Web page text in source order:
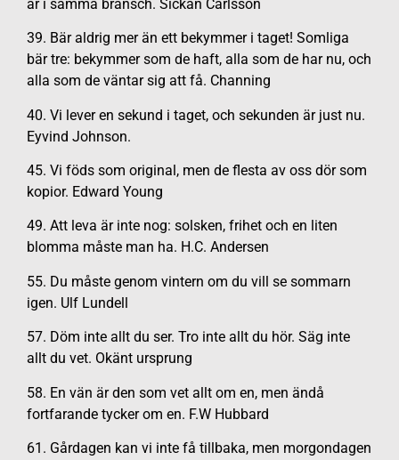
är i samma bransch. Sickan Carlsson
39. Bär aldrig mer än ett bekymmer i taget! Somliga
bär tre: bekymmer som de haft, alla som de har nu, och
alla som de väntar sig att få. Channing
40. Vi lever en sekund i taget, och sekunden är just nu.
Eyvind Johnson.
45. Vi föds som original, men de flesta av oss dör som
kopior. Edward Young
49. Att leva är inte nog: solsken, frihet och en liten
blomma måste man ha. H.C. Andersen
55. Du måste genom vintern om du vill se sommarn
igen. Ulf Lundell
57. Döm inte allt du ser. Tro inte allt du hör. Säg inte
allt du vet. Okänt ursprung
58. En vän är den som vet allt om en, men ändå
fortfarande tycker om en. F.W Hubbard
61. Gårdagen kan vi inte få tillbaka, men morgondagen